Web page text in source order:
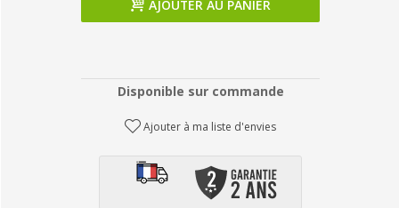
AJOUTER AU PANIER
Disponible sur commande
Ajouter à ma liste d'envies